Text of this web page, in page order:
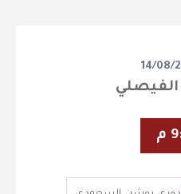
14/08/
م